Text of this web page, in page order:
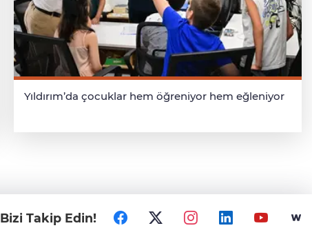
Yıldırım’da çocuklar hem öğreniyor hem eğleniyor
Bizi Takip Edin!